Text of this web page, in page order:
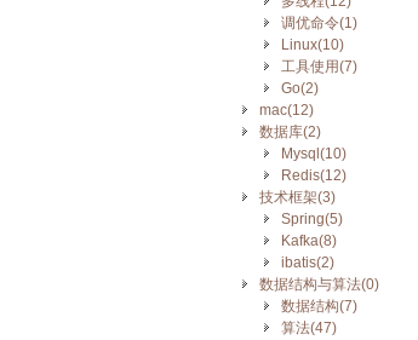
调优命令(1)
Linux(10)
工具使用(7)
Go(2)
mac(12)
数据库(2)
Mysql(10)
Redis(12)
技术框架(3)
Spring(5)
Kafka(8)
ibatis(2)
数据结构与算法(0)
数据结构(7)
算法(47)